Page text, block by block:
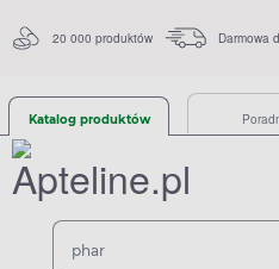
20 000 produktów Darmowa
Katalog produktów